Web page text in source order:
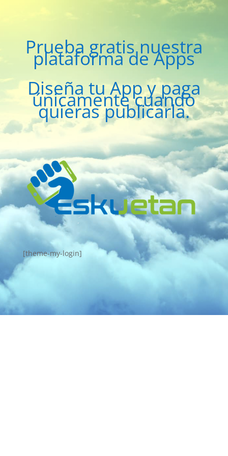
Prueba gratis nuestra
plataforma de Apps
Diseña tu App y paga
únicamente cuando
quieras publicarla.
[theme-my-login]